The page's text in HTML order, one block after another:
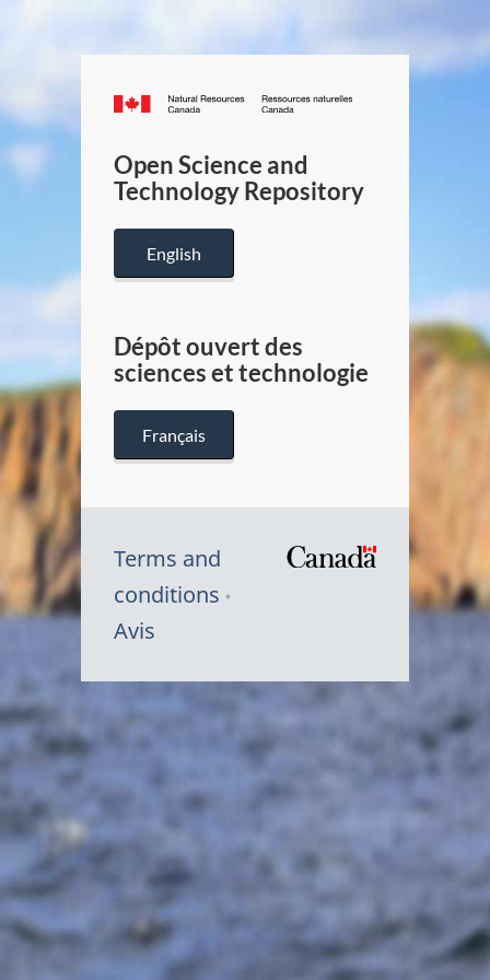
Canada.ca
/
Canada
Open Science and
Technology Repository
English
Dépôt ouvert des
sciences et technologie
Français
Terms and
conditions
Avis
Symbole
Canada